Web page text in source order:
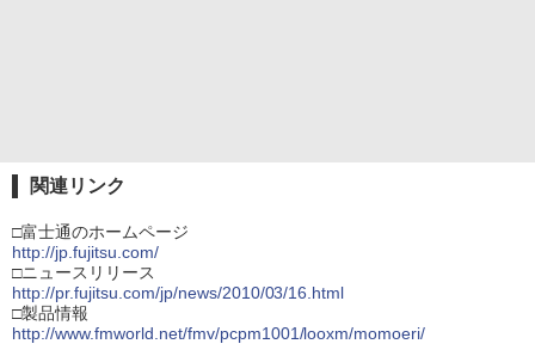
関連リンク
□富士通のホームページ
http://jp.fujitsu.com/
□ニュースリリース
http://pr.fujitsu.com/jp/news/2010/03/16.html
□製品情報
http://www.fmworld.net/fmv/pcpm1001/looxm/momoeri/